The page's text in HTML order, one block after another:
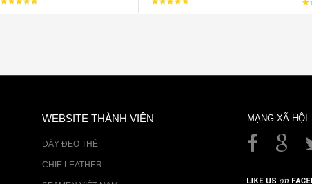
WEBSITE THÀNH VIÊN
DÂY ĐEO THẺ
CHIE LEATHER
MẠNG XÃ HỘI